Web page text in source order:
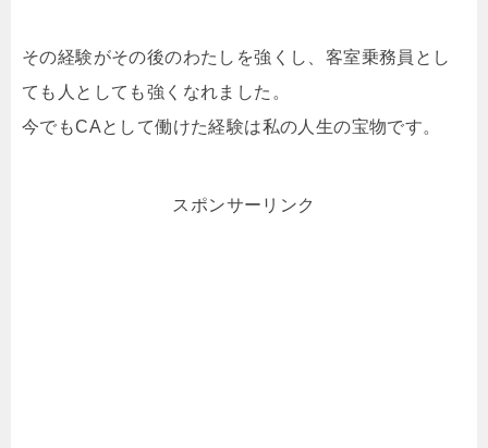
その経験がその後のわたしを強くし、客室乗務員とし
ても人としても強くなれました。
今でもCAとして働けた経験は私の人生の宝物です。
スポンサーリンク